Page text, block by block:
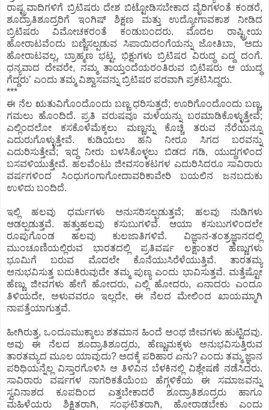
ರಾಷ್ಟ್ರವಾದಿಗಳಿಗೆ ಬ್ರಿಟಿಷರು ದೇಶ ಬಿಟ್ಟೋಡಿಸಬೇಕಾದ ವೈರಿಗಳಂತೆ ಕಂಡರೆ,
ಶೂದ್ರಾತಿಶೂದ್ರರಿಗೆ ಇಂಗಿಷ್ ಶಿಕ್ಷಣ ಮತ್ತು ಉದ್ಯೋಗಾವಕಾಶ ನೀಡಿದ
ಬ್ರಿಟಿಷರು ವಿಮೋಚಕರಂತೆ ಕಂಡುಬಂದರು. ಮೊದಲ ರಾಷ್ಟ್ರೀಯ
ಹೋರಾಟವೆಂದು ಬಣ್ಣಿಸಲ್ಪಡುವ ಸಿಪಾಯಿದಂಗೆಯನ್ನು ಜೋತಿಬಾ, `ಅದು
ಹೋರಾಟವಲ್ಲ, ಬ್ರಾಹ್ಮಣ ಭಟ್ಟ, ಭಿಕ್ಷುಗಳು ಬ್ರಿಟಿಷರ ವಿರುದ್ಧ ಎದ್ದ ದಂಗೆ.
ಧನ್ಯವಾದ ದೇವರೇ, ನಮ್ಮ ತಾಯ್ತಂದೆಯರಂತಿರುವ ಬ್ರಿಟಿಷರು ಆ ಯುದ್ಧ
ಗೆದ್ದರು’ ಎಂದು ತಮ್ಮ ವಿಶ್ವಾಸವನ್ನು ಬ್ರಿಟಿಷರ ಪರವಾಗಿ ಪ್ರಕಟಿಸಿದ್ದರು.
***
ಈ ನೆಲ ಋತುವಿಗೊಂದೊಂದು ಬಣ್ಣ ಧರಿಸುತ್ತದೆ; ಊರಿಗೊಂದೊಂದು ಬಣ್ಣ,
ಗಮಲು ಹೊಂದಿದೆ. ಪ್ರತಿ ವರುಷವೂ ಮಳೆಯನ್ನು ಬರಮಾಡಿಕೊಳ್ಳುತ್ತೇವೆ;
ಎಲ್ಲಿಂದಲೋ ಕಸಕೊಳೆಮೆಕ್ಕಲು ಮಣ್ಣನ್ನು ಕೊಚ್ಚಿ ತರುವ ನೆರೆಯನ್ನೂ
ಎದುರುಗೊಳ್ಳುತ್ತೇವೆ. ಕುಡಿಯಲು ಹನಿ ನೀರೂ ಸಿಗದ ಬರವನ್ನು
ಎದುರಿಸುತ್ತೇವೆ; ಇದ್ದ ನೀರು ಬಳಸಿಕೊಳ್ಳಲು ಬಿಡದ ಗಡಿ, ಯುದ್ಧಗಳಿಂದ
ಬಸವಳಿಯುತ್ತೇವೆ. ಹಲವೆಂಟು ಜೀವಸಂಕಟಗಳ ಎದುರಿಸಿದರೂ ಸಾವಿರಾರು
ವರ್ಷಗಳಿಂದ ಸಿಂಧುಗಂಗಾಗೋದಾವರಿಕಾವೇರಿ ಬಯಲಿನ ಜನಬದುಕು
ಉಳಿದು ಬಂದಿದೆ.
ಇಲ್ಲಿ ಹಲವು ಧರ್ಮಗಳು ಅನುಸರಿಸಲ್ಪಡುತ್ತವೆ; ಹಲವು ನುಡಿಗಳು
ಆಡಲ್ಪಡುತ್ತವೆ. ಹತ್ತುಹಲವು ಕಸುಬುಗಳಿವೆ. ಆಯಾ ಕಸುಬುಗಳಿಂದಲೇ
ರೂಪುಗೊಂಡ ಹಲವು ಕುಲಜಾತಿಗಳಿವೆ. ವಿಜ್ಞಾನ-ತಂತ್ರಜ್ಞಾನದಲ್ಲಿ
ಮುಂಚೂಣಿಯಲ್ಲಿರುವ ಭಾರತದಲ್ಲಿ ಪ್ರತಿವರ್ಷ ಲಕ್ಷಾಂತರ ಹೆಣ್ಣುಗಳು
ಭೂಮಿಗೆ ಬರುವ ಮೊದಲೇ ಕೊನೆಯುಸಿರೆಳೆಯುತ್ತಿವೆ. ತಾರತಮ್ಯ
ಅನುಭವಿಸುತ್ತ ಬದುಕಿರುವುದೇ ತಮ್ಮ ಪುಣ್ಯ ಎಂದು ಭಾವಿಸುತ್ತವೆ. ಮತ್ತೆಷ್ಟೋ
ಹೆಣ್ಣು ಜೀವಗಳು ಹೇಗೆ ಹೋದರು, ಎಲ್ಲಿ ಹೋದರು, ಏನಾದರು ಎಂದೂ
ತಿಳಿಯದೇ, ಅಳುವವರೂ ಇಲ್ಲದೇ, ಈ ನೆಲದ ಮೇಲಿಂದ ಖಾಯಮ್ಮಾಗಿ
ನಾಪತ್ತೆಯಾಗುತ್ತವೆ.
ಹೀಗಿರುತ್ತ, ಒಂದೂಮುಕ್ಕಾಲು ಶತಮಾನ ಹಿಂದೆ ಅಂಥ ಜೀವಗಳು ಹುಟ್ಟಿದವು.
ಅವು ಈ ನೆಲದ ಶೂದ್ರಾತಿಶೂದ್ರರು, ಹೆಣ್ಣುಮಕ್ಕಳು ಅನುಭವಿಸುತ್ತಿರುವ
ತಾರತಮ್ಯದ ಮೂಲ ಯಾವುದು? ಅದಕ್ಕೆ ಪರಿಹಾರ ಏನು? ಎಂದು ತಮ್ಮ ಜ್ಞಾನ
ಪರಿಧಿಯನ್ನೆಲ್ಲ ವಿಸ್ತಾರಗೊಳಿಸಿ ಆ ತಿಳಿವಿನ ಬೆಳಕಿನಲ್ಲಿ ವಿಶ್ಲೇಷಣೆ ನಡೆಸಿದರು.
ಸಾವಿರಾರು ವರ್ಷಗಳ ನಾಗರಿಕತೆಯೆಂಬ ಹೆಗ್ಗಳಿಕೆಯ ಈ ಸಮಾಜವನ್ನು
ಸ್ವವಿನಾಶದ ಕೂಪದಿಂದ ಎತ್ತಬೇಕಾದರೆ ಶೂದ್ರಾತಿಶೂದ್ರರು ಹಾಗೂ
ಮಹಿಳೆಯರು ಶಿಕ್ಷಿತರಾಗಿ, ಸಂಘಟಿತರಾಗಿ, ಹೋರಾಡಬೇಕು ಎಂದು